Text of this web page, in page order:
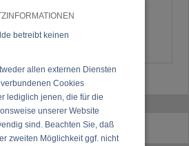
betreibt keinen
allen externen Diensten
Cookies
lediglich jenen, die für die
unserer Website
sind. Beachten Sie, daß
zweiten Möglichkeit ggf. nicht
Synth